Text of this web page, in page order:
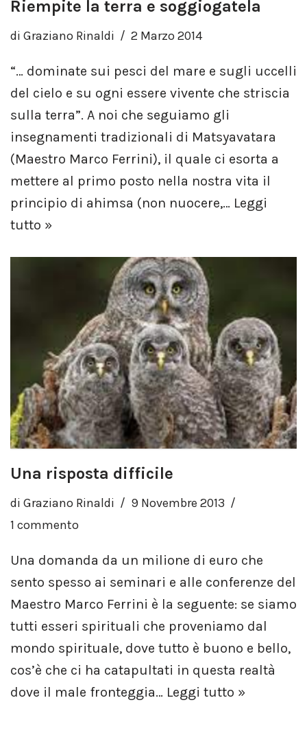
Riempite la terra e soggiogatela
di Graziano Rinaldi 2 Marzo 2014
“… dominate sui pesci del mare e sugli uccelli
del cielo e su ogni essere vivente che striscia
sulla terra”. A noi che seguiamo gli
insegnamenti tradizionali di Matsyavatara
(Maestro Marco Ferrini), il quale ci esorta a
mettere al primo posto nella nostra vita il
principio di ahimsa (non nuocere,… Leggi
tutto »
Una risposta difficile
di Graziano Rinaldi
9 Novembre 2013
1 commento
Una domanda da un milione di euro che
sento spesso ai seminari e alle conferenze del
Maestro Marco Ferrini è la seguente: se siamo
tutti esseri spirituali che proveniamo dal
mondo spirituale, dove tutto è buono e bello,
cos’è che ci ha catapultati in questa realtà
dove il male fronteggia… Leggi tutto »